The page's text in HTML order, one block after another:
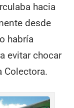
hacia
desde
habría
evitar chocar
Colectora.